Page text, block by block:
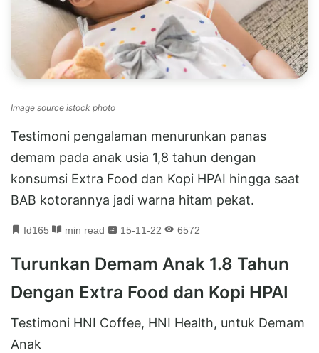
Image source istock photo
Testimoni pengalaman menurunkan panas
demam pada anak usia 1,8 tahun dengan
konsumsi Extra Food dan Kopi HPAI hingga saat
BAB kotorannya jadi warna hitam pekat.
Id165 min read 15-11-22 6572
Turunkan Demam Anak 1.8 Tahun
Dengan Extra Food dan Kopi HPAI
Testimoni HNI Coffee, HNI Health, untuk Demam
Anak